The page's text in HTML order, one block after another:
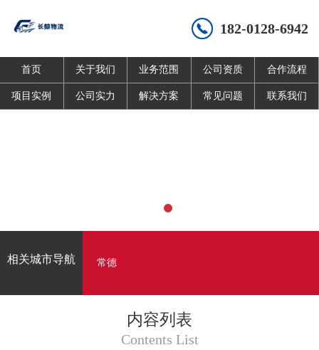
182-0128-6942
首页 关于我们 业务范围 公司资质 合作流程
项目实例 公司实力 解决方案 常见问题 联系我们
相关城市导航 常德
内容列表
Contents List